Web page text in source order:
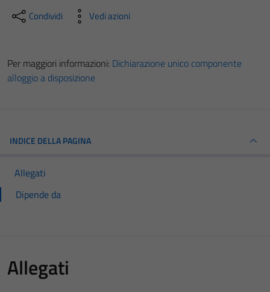
Condividi Vedi azioni
Per maggiori informazioni: Dichiarazione unico componente
alloggio a disposizione
INDICE DELLA PAGINA
Allegati
Dipende da
Allegati